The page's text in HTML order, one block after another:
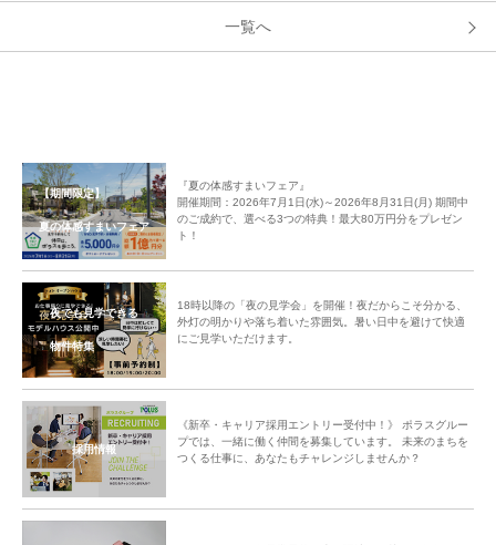
一覧へ
【期間限定】
夏の体感すまいフェア
『夏の体感すまいフェア』
開催期間：2026年7月1日(水)～2026年8月31日(月) 期間中
のご成約で、選べる3つの特典！最大80万円分をプレゼン
ト！
夜でも見学できる
物件特集
18時以降の「夜の見学会」を開催！夜だからこそ分かる、
外灯の明かりや落ち着いた雰囲気。暑い日中を避けて快適
にご見学いただけます。
採用情報
《新卒・キャリア採用エントリー受付中！》 ポラスグルー
プでは、一緒に働く仲間を募集しています。 未来のまちを
つくる仕事に、あなたもチャレンジしませんか？